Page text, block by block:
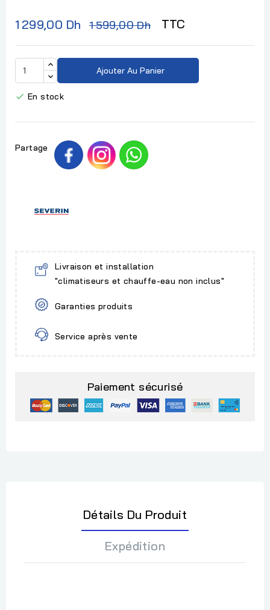
1 299,00 Dh 1 599,00 Dh TTC
Ajouter Au Panier
 En stock
Partage
Livraison et installation
"climatiseurs et chauffe-eau non inclus"
Garanties produits
Service après vente
Paiement sécurisé
Détails Du Produit
Expédition